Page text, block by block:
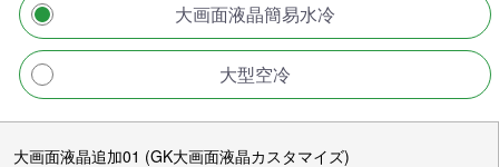
大画面液晶簡易水冷
大型空冷
大画面液晶追加01 (GK大画面液晶カスタマイズ)